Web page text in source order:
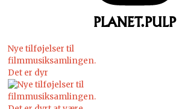
PLANET.PULP
Nye tilføjelser til
filmmusiksamlingen.
Det er dyr